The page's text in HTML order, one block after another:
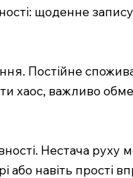
щоденне
Постійне
важливо
Нестача
або навіть